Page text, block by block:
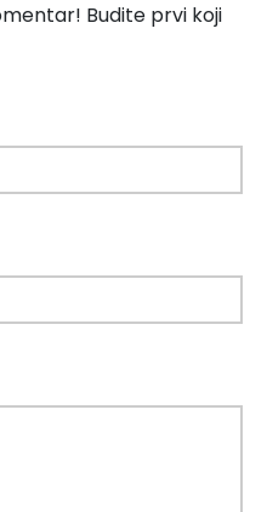
Budite prvi koji